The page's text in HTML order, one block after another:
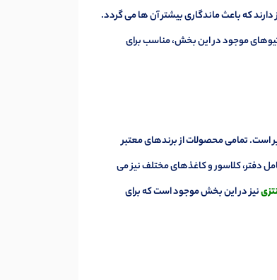
که باعث ماندگاری بیشتر آن ها می گردد.
موجود در این بخش، مناسب برای
است. تمامی محصولات از برندهای معتبر
دفتر، کلاسور و کاغذهای مختلف نیز می
نیز در این بخش موجود است که برای